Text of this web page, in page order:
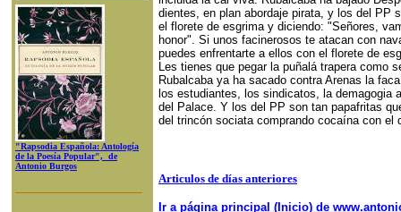
"Rapsodia Española: Antología
de la Poesía Popular", de
Antonio Burgos
dientes, en plan abordaje pirata, y los del PP
el florete de esgrima y diciendo: "Señores,
honor". Si unos facinerosos te atacan con
puedes enfrentarte a ellos con el florete de
Les tienes que pegar la puñalá trapera como
Rubalcaba ya ha sacado contra Arenas la
los estudiantes, los sindicatos, la demagogia
del Palace. Y los del PP son tan papafritas
del trincón sociata comprando cocaína con el
Articulos de días anteriores
Ir a página principal (Inicio) de